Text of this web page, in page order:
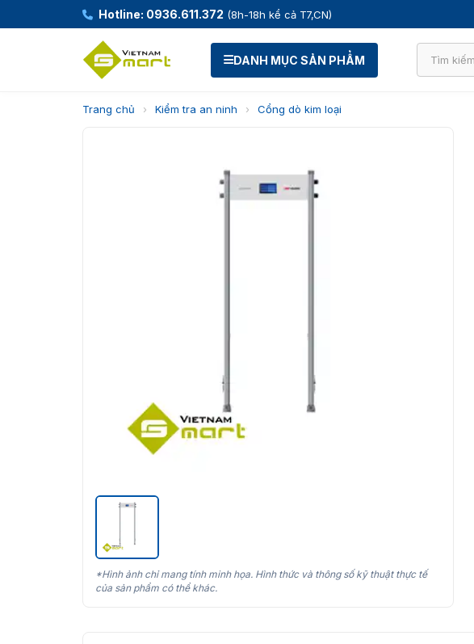
Hotline: 0936.611.372 (8h-18h kể cả T7,CN)
DANH MỤC SẢN PHẨM
Trang chủ › Kiểm tra an ninh › Cổng dò kim loại
*Hình ảnh chỉ mang tính minh họa. Hình thức và thông số kỹ thuật thực tế
của sản phẩm có thể khác.